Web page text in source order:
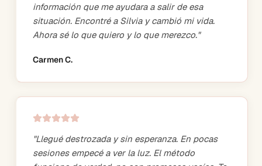
información que me ayudara a salir de esa
situación. Encontré a Silvia y cambió mi vida.
Ahora sé lo que quiero y lo que merezco."
Carmen C.
"Llegué destrozada y sin esperanza. En pocas
sesiones empecé a ver la luz. El método